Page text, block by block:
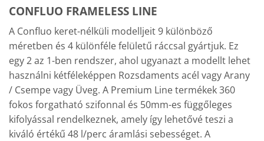
CONFLUO FRAMELESS LINE
A Confluo keret-nélküli modelljeit 9 különböző
méretben és 4 különféle felületű ráccsal gyártjuk. Ez
egy 2 az 1-ben rendszer, ahol ugyanazt a modellt lehet
használni kétféleképpen Rozsdaments acél vagy Arany
/ Csempe vagy Üveg. A Premium Line termékek 360
fokos forgatható szifonnal és 50mm-es függőleges
kifolyással rendelkeznek, amely így lehetővé teszi a
kiváló értékű 48 l/perc áramlási sebességet. A